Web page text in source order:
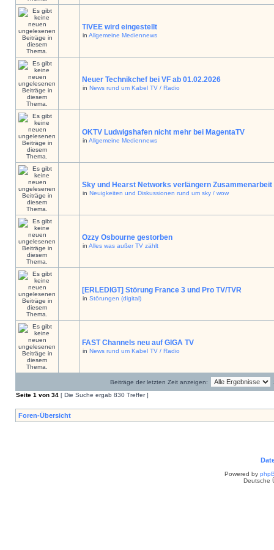
TIVEE wird eingestellt
in Allgemeine Mediennews
Neuer Technikchef bei VF ab 01.02.2026
in News rund um Kabel TV / Radio
OKTV Ludwigshafen nicht mehr bei MagentaTV
in Allgemeine Mediennews
Sky und Hearst Networks verlängern Zusammenarbeit
in Neuigkeiten und Diskussionen rund um sky / wow
Ozzy Osbourne gestorben
in Alles was außer TV zählt
[ERLEDIGT] Störung France 3 und Pro TV/TVR
in Störungen (digital)
FAST Channels neu auf GIGA TV
in News rund um Kabel TV / Radio
Beiträge der letzten Zeit anzeigen:
Seite 1 von 34 [ Die Suche ergab 830 Treffer ]
Foren-Übersicht
Powered by
Deutsche